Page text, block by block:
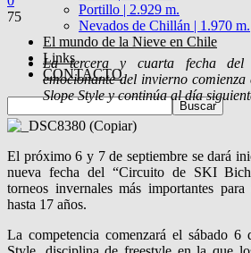
Portillo | 2.929 m.
Nevados de Chillán | 1.970 m.
El mundo de la Nieve en Chile
Links
CONTACTO
75
La tercera y cuarta fecha
emocionante del invierno
Slope Style y continúa al día
El próximo 6 y 7 de septiembre se dará
nueva fecha del “Circuito de SKI
torneos invernales más importantes
hasta 17 años.
La competencia comenzará el sábado 6